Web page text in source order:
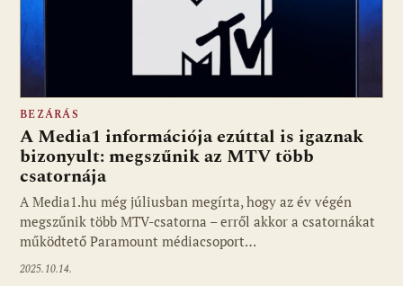
BEZÁRÁS
A Media1 információja ezúttal is igaznak
bizonyult: megszűnik az MTV több
csatornája
A Media1.hu még júliusban megírta, hogy az év végén
megszűnik több MTV-csatorna – erről akkor a csatornákat
működtető Paramount médiacsoport…
2025.10.14.